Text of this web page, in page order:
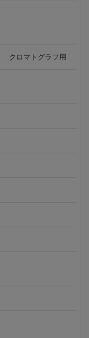
クロマトグラフ用